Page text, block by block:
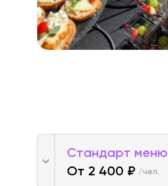
Стандарт меню
От 2 400 ₽ /чел.